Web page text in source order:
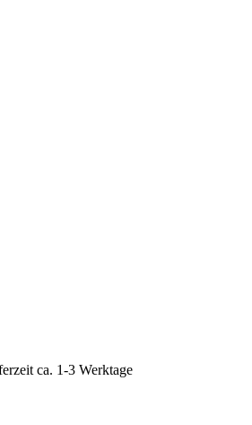
ca. 1-3 Werktage